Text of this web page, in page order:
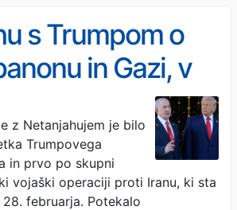
s Trumpom o
in Gazi, v
tudi razhajanja
in Izraelom
z Netanjahujem je bilo
Trumpovega
in prvo po skupni
vojaški operaciji proti Iranu, ki sta
februarja. Potekalo